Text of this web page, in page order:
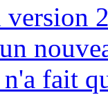
fait